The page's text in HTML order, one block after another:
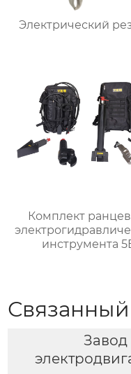
Электрический
Комплект
инструмента
Связанный